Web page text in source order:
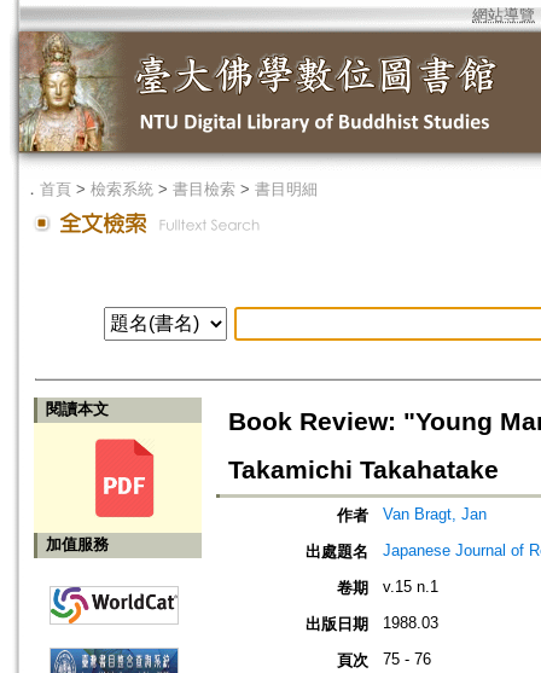
網站導覽
． 首頁 > 檢索系統 > 書目檢索 > 書目明細
閱讀本文
加值服務
Book Review: "Young
Takamichi Takahatake
作者 Van Bragt, Jan
出處題名 Japanese Journal of
卷期 v.15 n.1
出版日期 1988.03
頁次 75 - 76